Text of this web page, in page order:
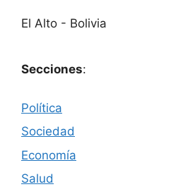
El Alto - Bolivia
Secciones:
Política
Sociedad
Economía
Salud